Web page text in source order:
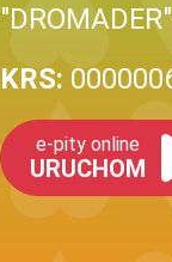
"DROMADER"
KRS:
e-pity online
URUCHOM